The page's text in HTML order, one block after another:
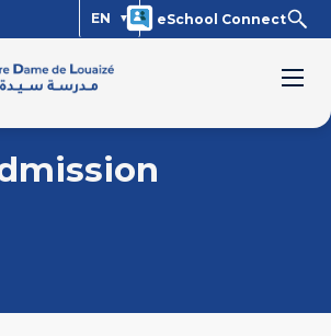
EN eSchool Connect